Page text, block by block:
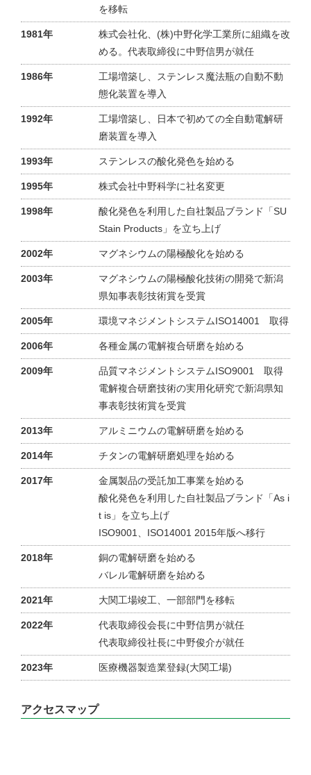
を移転
1981年
株式会社化、(株)中野化学工業所に組織を改
める。代表取締役に中野信男が就任
1986年
工場増築し、ステンレス魔法瓶の自動不動
態化装置を導入
1992年
工場増築し、日本で初めての全自動電解研
磨装置を導入
1993年 ステンレスの酸化発色を始める
1995年 株式会社中野科学に社名変更
1998年
酸化発色を利用した自社製品ブランド「SU
Stain Products」を立ち上げ
2002年 マグネシウムの陽極酸化を始める
2003年
マグネシウムの陽極酸化技術の開発で新潟
県知事表彰技術賞を受賞
2005年 環境マネジメントシステムISO14001 取得
2006年 各種金属の電解複合研磨を始める
2009年
品質マネジメントシステムISO9001 取得
電解複合研磨技術の実用化研究で新潟県知
事表彰技術賞を受賞
2013年 アルミニウムの電解研磨を始める
2014年 チタンの電解研磨処理を始める
2017年
金属製品の受託加工事業を始める
酸化発色を利用した自社製品ブランド「As i
t is」を立ち上げ
ISO9001、ISO14001 2015年版へ移行
2018年
銅の電解研磨を始める
バレル電解研磨を始める
2021年 大関工場竣工、一部部門を移転
2022年
代表取締役会長に中野信男が就任
代表取締役社長に中野俊介が就任
2023年 医療機器製造業登録(大関工場)
アクセスマップ